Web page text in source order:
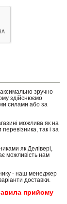
зручно
здійснюємо
силами або за
можлива як на
так і за
як Делівері,
можливість нам
- наш менеджер
доставки.
прийому